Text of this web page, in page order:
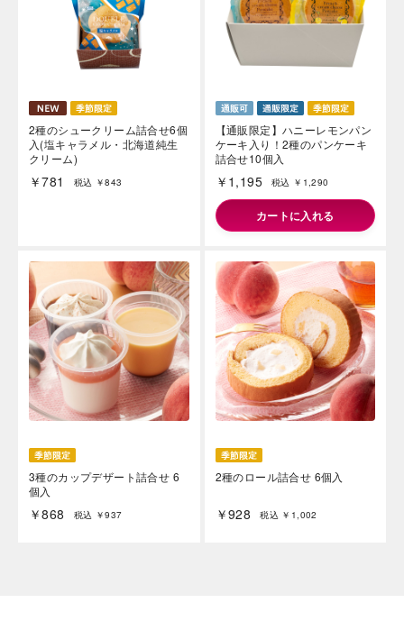
2種のシュークリーム詰合せ6個
入(塩キャラメル・北海道純生
クリーム)
￥781 税込 ￥843
【通販限定】ハニーレモンパン
ケーキ入り！2種のパンケーキ
詰合せ10個入
￥1,195 税込 ￥1,290
カートに入れる
3種のカップデザート詰合せ 6
個入
￥868 税込 ￥937
2種のロール詰合せ 6個入
￥928 税込 ￥1,002
つ時」という意味を込
。雄大な八ヶ岳山麓の自
れる、こだわりのスイー
さい。
海外 Overseas shops
Indonesia
Singapore
Malaysia
Hong Kong
UAE
Thailand
Vietnam